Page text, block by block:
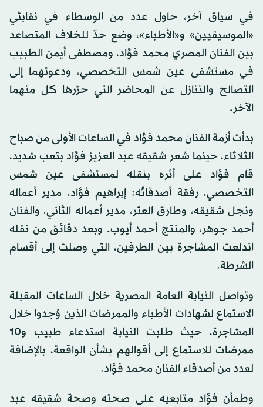
في سياق آخر، حاول عدد من الوسطاء في نقابتَي
«الموسيقيين» و«الأطباء»، وضع حدّ للخلاف المتصاعد
بين الفنان المصري محمد فؤاد، ومصطفى أيمن الطبيب
في مستشفى عين شمس التخصصي، ودعوتهما إلى
التصالح والتنازل عن المحاضر التي حرَّرها كل منهما
الآخر.
بدأت أزمة الفنان محمد فؤاد في الساعات الأولى من صباح
الثلاثاء، حينما شعر شقيقه عبد العزيز فؤاد بتعب شديد،
قام فؤاد على أثره بنقله لمستشفى عين شمس
التخصصي، رفقة أصدقائه: إبراهيم فؤاد، مدير أعماله
ونجل شقيقه، وطارق العتر، مدير أعماله الثاني، والفنان
أحمد جوهر، والمنتج أحمد أيوب. وبعد دقائق من نقله
اندلعت المشاجرة بين الطرفين، التي وصلت إلى أقسام
الشرطة.
وتواصل النيابة العامة المصرية خلال الساعات المقبلة
الاستماع لشهادات الأطباء والممرضات الذين وُجدوا خلال
المشاجرة، حيث طلبت النيابة استدعاء طبيب و10
ممرضات للاستماع إلى أقوالهم بشأن الواقعة، بالإضافة
لعدد من أصدقاء الفنان محمد فؤاد.
وطمأن فؤاد متابعيه على صحته وصحة شقيقه عبد